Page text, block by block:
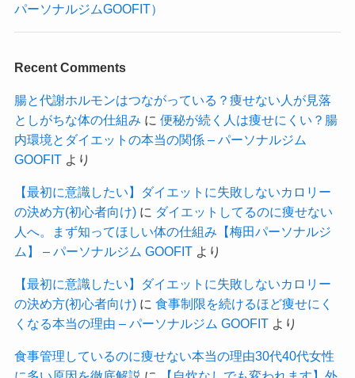
パーソナルジムGOOFIT）
Recent Comments
腸と代謝ホルモンはつながっている？痩せない人が見落
としがちな体の仕組み に 便秘が続く人は痩せにくい？腸
内環境とダイエットの本当の関係 – パーソナルジム
GOOFITより
【最初に意識したい】ダイエットに失敗しないカロリー
の決め方(初心者向け)に ダイエットしてるのに痩せない
人へ。まず知ってほしい体の仕組み【梅田パーソナルジ
ム】 – パーソナルジム GOOFITより
【最初に意識したい】ダイエットに失敗しないカロリー
の決め方(初心者向け)に 食事制限を続けるほど痩せにく
くなる本当の理由 – パーソナルジム GOOFITより
食事管理しているのに痩せない本当の理由30代40代女性